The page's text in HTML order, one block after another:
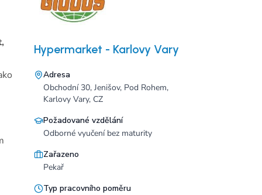
Hypermarket - Karlovy Vary
Adresa
Obchodní 30, Jenišov, Pod Rohem,
Karlovy Vary, CZ
Požadované vzdělání
Odborné vyučení bez maturity
Zařazeno
Pekař
Typ pracovního poměru